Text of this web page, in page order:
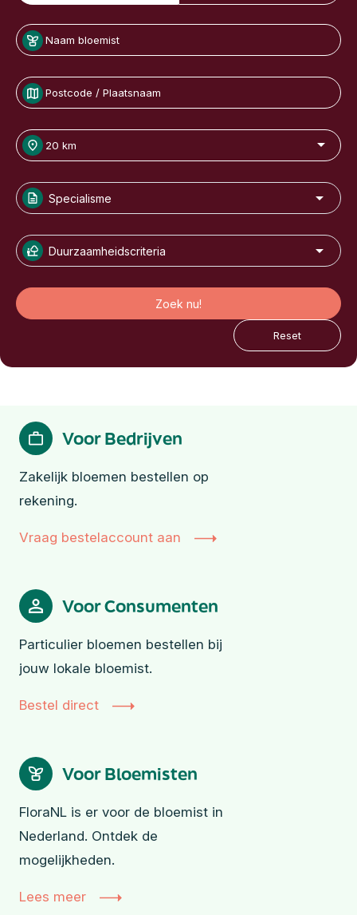
Specialisme
Duurzaamheidscriteria
Voor Bedrijven
Zakelijk bloemen bestellen op
rekening.
Vraag bestelaccount aan
Voor Consumenten
Particulier bloemen bestellen bij
jouw lokale bloemist.
Bestel direct
Voor Bloemisten
FloraNL is er voor de bloemist in
Nederland. Ontdek de
mogelijkheden.
Lees meer